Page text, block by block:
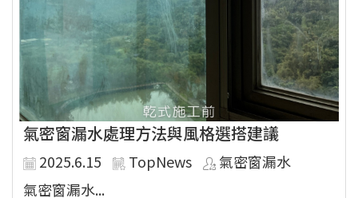
氣密窗漏水處理方法與風格選搭建議
2025.6.15 TopNews
氣密窗漏水
氣密窗漏水...